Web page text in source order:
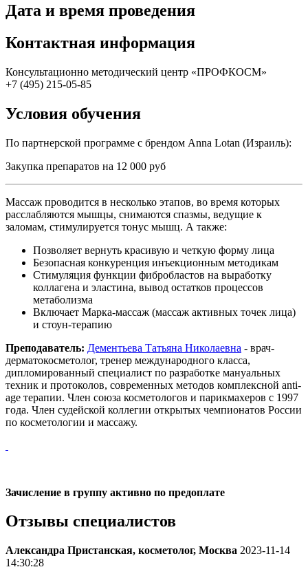
Дата и время проведения
Контактная информация
Консультационно методический центр «ПРОФКОСМ»
+7 (495) 215-05-85
Условия обучения
По партнерской программе с брендом Anna Lotan (Израиль):
Закупка препаратов на 12 000 руб
Массаж проводится в несколько этапов, во время которых
расслабляются мышцы, снимаются спазмы, ведущие к
заломам, стимулируется тонус мышц. А также:
Позволяет вернуть красивую и четкую форму лица
Безопасная конкуренция инъекционным методикам
Стимуляция функции фибробластов на выработку
коллагена и эластина, вывод остатков процессов
метаболизма
Включает Марка-массаж (массаж активных точек лица)
и стоун-терапию
Преподаватель: Дементьева Татьяна Николаевна - врач-
дерматокосметолог, тренер международного класса,
дипломированный специалист по разработке мануальных
техник и протоколов, современных методов комплексной anti-
age терапии. Член союза косметологов и парикмахеров с 1997
года. Член судейской коллегии открытых чемпионатов России
по косметологии и массажу.
Зачисление в группу активно по предоплате
Отзывы специалистов
Александра Пристанская, косметолог, Москва 2023-11-14
14:30:28